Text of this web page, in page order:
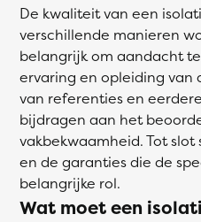
De kwaliteit van een
verschillende manieren
belangrijk om aandacht
ervaring en opleiding van
van referenties en
bijdragen aan het
vakbekwaamheid. Tot
en de garanties die de
belangrijke rol.
Wat moet een